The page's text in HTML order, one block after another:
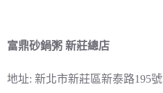
富鼎砂鍋粥 新莊總店
地址: 新北市新莊區新泰路195號